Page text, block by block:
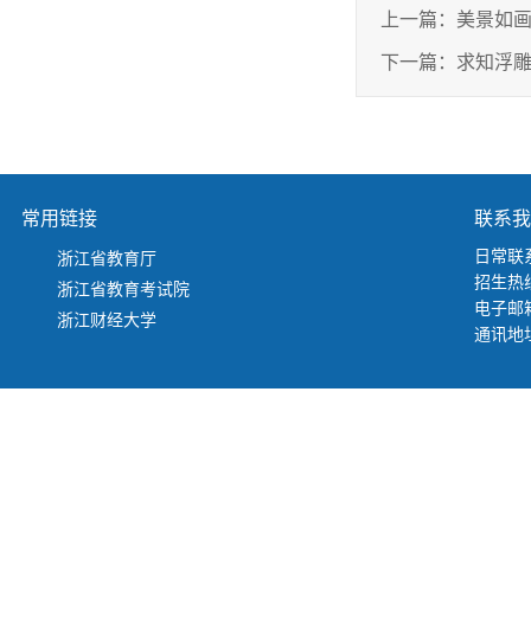
上一篇： 美景如画
下一篇： 求知浮雕
常用链接
浙江省教育厅
浙江省教育考试院
浙江财经大学
联系
日常联
招生热
电子邮
通讯地